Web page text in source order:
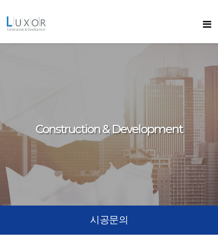
바로가기
Construction & Development
시공문의